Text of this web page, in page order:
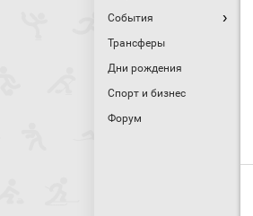
События
Трансферы
Дни рождения
Спорт и бизнес
Форум